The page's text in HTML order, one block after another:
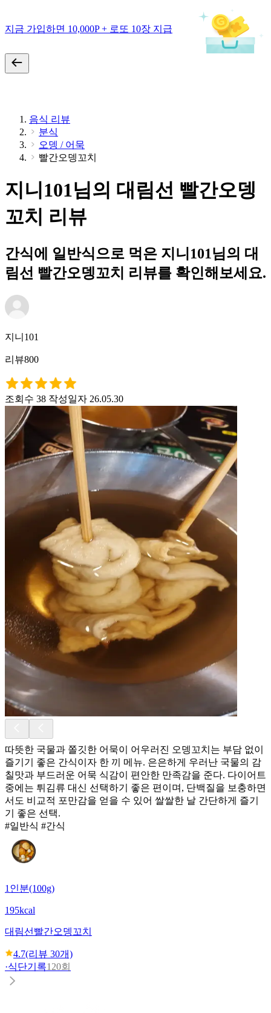
지금 가입하면 10,000P + 로또 10장 지급
음식 리뷰
분식
오뎅 / 어묵
빨간오뎅꼬치
지니101님의 대림선 빨간오뎅
꼬치 리뷰
간식에 일반식으로 먹은 지니101님의 대
림선 빨간오뎅꼬치 리뷰를 확인해보세요.
지니101
리뷰800
조회수 38 작성일자 26.05.30
따뜻한 국물과 쫄깃한 어묵이 어우러진 오뎅꼬치는 부담 없이
즐기기 좋은 간식이자 한 끼 메뉴. 은은하게 우러난 국물의 감
칠맛과 부드러운 어묵 식감이 편안한 만족감을 준다. 다이어트
중에는 튀김류 대신 선택하기 좋은 편이며, 단백질을 보충하면
서도 비교적 포만감을 얻을 수 있어 쌀쌀한 날 간단하게 즐기
기 좋은 선택.
#일반식 #간식
1인분(100g)
195kcal
대림선 빨간오뎅꼬치
4.7(리뷰 30개)
·식단기록120회